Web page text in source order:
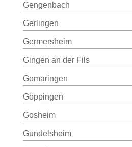
Gengenbach
Gerlingen
Germersheim
Gingen an der Fils
Gomaringen
Göppingen
Gosheim
Gundelsheim